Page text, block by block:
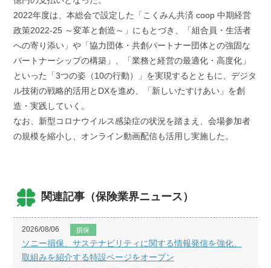
2022年度は、本総会で設定した「こくみん共済 coop 中期経営
政策2022-25 ～変革と創造～」にもとづき、「組合員・生活者
への寄り添い」や「協力団体・共創パートナー団体との強固な
パートナーシップの構築」、「業務と経営の最適化・高度化」
といった「3つの姿（10の行動）」を実現するとともに、デジタ
ル技術の戦略的活用とDXを進め、「新しいたすけあい」を創
造・実践していく。
なお、新型コロナウイルス感染症の状況を踏まえ、会場参加者
の規模を縮小し、オンライン動画配信も活用し実施した。
関連記事（保険業界ニュース）
2026/08/06 損保
ソニー損保、サステナビリティに関する情報発信を強化、
取組みを紹介する特設ページをオープン